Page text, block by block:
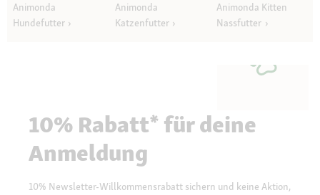
Animonda
Hundefutter
Animonda
Katzenfutter
Animonda Kitten
Nassfutter
10% Rabatt* für deine
Anmeldung
10% Newsletter-Willkommensrabatt sichern und keine Aktion,